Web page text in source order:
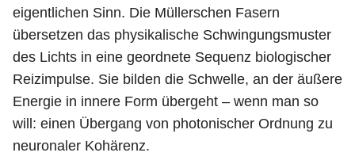
eigentlichen Sinn. Die Müllerschen Fasern
übersetzen das physikalische Schwingungsmuster
des Lichts in eine geordnete Sequenz biologischer
Reizimpulse. Sie bilden die Schwelle, an der äußere
Energie in innere Form übergeht – wenn man so
will: einen Übergang von photonischer Ordnung zu
neuronaler Kohärenz.